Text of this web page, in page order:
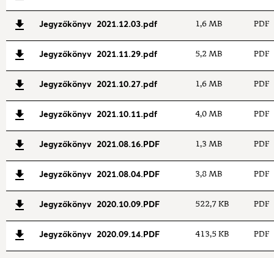
Jegyzőkönyv 2021.12.03.pdf 1,6 MB PDF
Jegyzőkönyv 2021.11.29.pdf 5,2 MB PDF
Jegyzőkönyv 2021.10.27.pdf 1,6 MB PDF
Jegyzőkönyv 2021.10.11.pdf 4,0 MB PDF
Jegyzőkönyv 2021.08.16.PDF 1,3 MB PDF
Jegyzőkönyv 2021.08.04.PDF 3,8 MB PDF
Jegyzőkönyv 2020.10.09.PDF 522,7 KB PDF
Jegyzőkönyv 2020.09.14.PDF 413,5 KB PDF